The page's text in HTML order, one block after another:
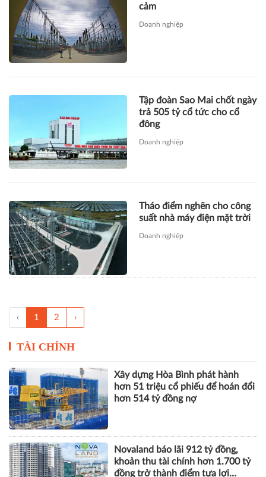
cảm
Doanh nghiệp
Tập đoàn Sao Mai chốt ngày
trả 505 tỷ cổ tức cho cổ
đông
Doanh nghiệp
Tháo điểm nghẽn cho công
suất nhà máy điện mặt trời
Doanh nghiệp
‹ 1 2 ›
TÀI CHÍNH
Xây dựng Hòa Bình phát hành
hơn 51 triệu cổ phiếu để hoán đổi
hơn 514 tỷ đồng nợ
Novaland báo lãi 912 tỷ đồng,
khoản thu tài chính hơn 1.700 tỷ
đồng trở thành điểm tựa lợi